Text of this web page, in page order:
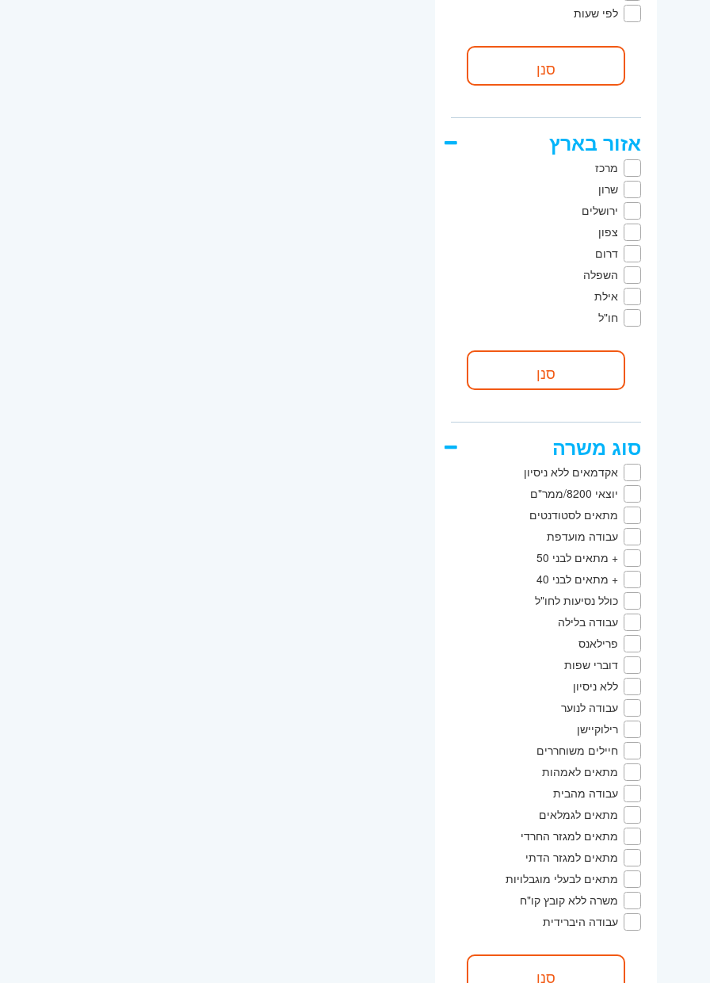
לפי שעות
אזור בארץ
מרכז
שרון
ירושלים
צפון
דרום
השפלה
אילת
חו"ל
סוג משרה
אקדמאים ללא ניסיון
יוצאי 8200/ממר"ם
מתאים לסטודנטים
עבודה מועדפת
+ מתאים לבני 50
+ מתאים לבני 40
כולל נסיעות לחו"ל
עבודה בלילה
פרילאנס
דוברי שפות
ללא ניסיון
עבודה לנוער
רילוקיישן
חיילים משוחררים
מתאים לאמהות
עבודה מהבית
מתאים לגמלאים
מתאים למגזר החרדי
מתאים למגזר הדתי
מתאים לבעלי מוגבלויות
משרה ללא קובץ קו"ח
עבודה היברידית